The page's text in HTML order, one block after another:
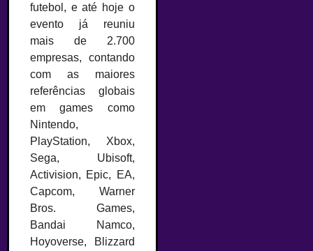
futebol, e até hoje o
evento já reuniu
mais de 2.700
empresas, contando
com as maiores
referências globais
em games como
Nintendo,
PlayStation, Xbox,
Sega, Ubisoft,
Activision, Epic, EA,
Capcom, Warner
Bros. Games,
Bandai Namco,
Hoyoverse, Blizzard